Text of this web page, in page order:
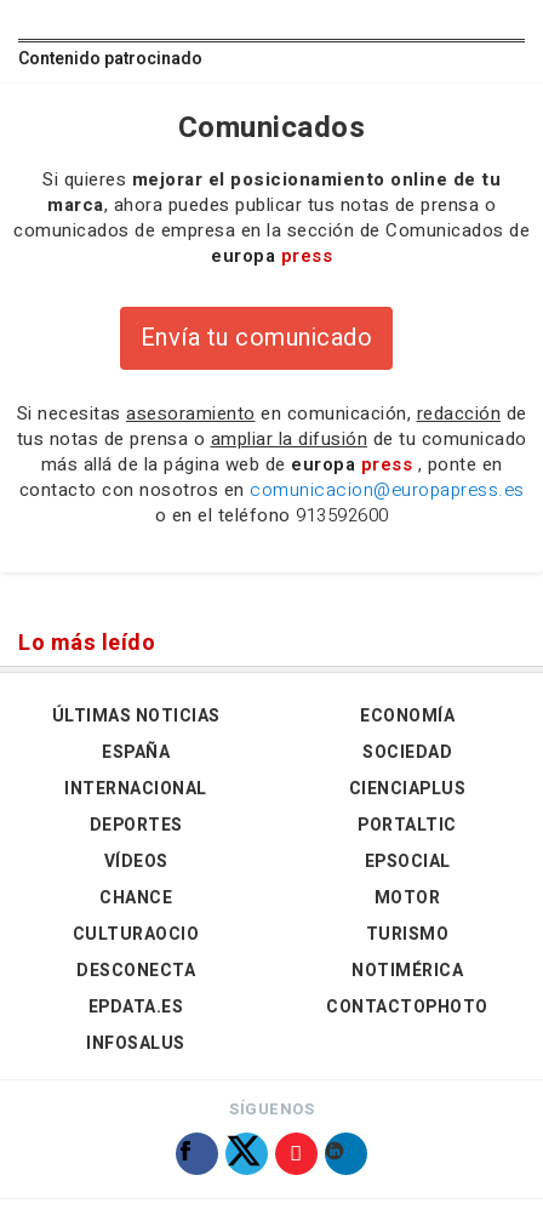
Contenido patrocinado
Comunicados
Si quieres mejorar el posicionamiento online de tu
marca, ahora puedes publicar tus notas de prensa o
comunicados de empresa en la sección de Comunicados de
europa press
Envía tu comunicado
Si necesitas asesoramiento en comunicación, redacción de
tus notas de prensa o ampliar la difusión de tu comunicado
más allá de la página web de europa press , ponte en
contacto con nosotros en comunicacion@europapress.es
o en el teléfono 913592600
Lo más leído
ÚLTIMAS NOTICIAS
ESPAÑA
INTERNACIONAL
DEPORTES
VÍDEOS
ECONOMÍA
SOCIEDAD
CIENCIAPLUS
PORTALTIC
EPSOCIAL
CHANCE
CULTURAOCIO
DESCONECTA
EPDATA.ES
INFOSALUS
MOTOR
TURISMO
NOTIMÉRICA
CONTACTOPHOTO
SÍGUENOS